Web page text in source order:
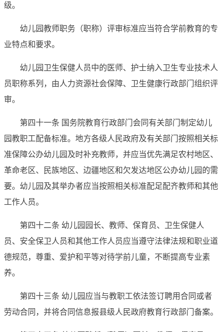
级。
幼儿园教师职务（职称）评审标准应当符合学前教育的专
业特点和要求。
幼儿园卫生保健人员中的医师、护士纳入卫生专业技术人
员职称系列，由人力资源社会保障、卫生健康行政部门组织评
审。
第四十一条 国务院教育行政部门会同有关部门制定幼儿
园教职工配备标准。地方各级人民政府及有关部门按照相关标
准保障公办幼儿园及时补充教师，并应当优先满足农村地区、
革命老区、民族地区、边疆地区和欠发达地区公办幼儿园的需
要。幼儿园及其举办者应当按照相关标准配足配齐教师和其他
工作人员。
第四十二条 幼儿园园长、教师、保育员、卫生保健人
员、安全保卫人员和其他工作人员应当遵守法律法规和职业道
德规范，尊重、爱护和平等对待学前儿童，不断提高专业素
养。
第四十三条 幼儿园应当与教职工依法签订聘用合同或者
劳动合同，并将合同信息报县级人民政府教育行政部门备案。